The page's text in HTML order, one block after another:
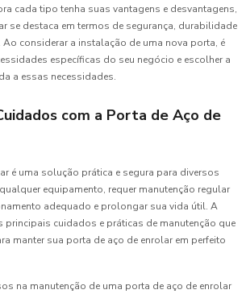
cada tipo tenha suas vantagens e desvantagens,
se destaca em termos de segurança, durabilidade
Ao considerar a instalação de uma nova porta, é
específicas do seu negócio e escolher a
a essas necessidades.
com a Porta de Aço de
é uma solução prática e segura para diversos
equipamento, requer manutenção regular
adequado e prolongar sua vida útil. A
principais cuidados e práticas de manutenção que
manter sua porta de aço de enrolar em perfeito
na manutenção de uma porta de aço de enrolar